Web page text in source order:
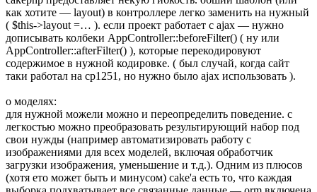
как хотите — layout) в контроллере легко заменить на нужный
( $this->layout =… ). если проект работает с ajax — нужно
дописывать колбеки AppController::beforeFilter() ( ну или
AppController::afterFilter() ), которые перекодировуют
содержимое в нужной кодировке. ( был случай, когда сайт
таки работал на cp1251, но нужно было ajax использовать ).
о моделях:
для нужной можели можно и переопределить поведение. с
легкостью можно преобразовать результирующий набор под
свои нужды (например автоматизировать работу с
изображениями для всех моделей, включая обработчик
загрузки изображения, уменьшение и т.д.). Одним из плюсов
(хотя ето может быть и минусом) cake'а есть то, что каждая